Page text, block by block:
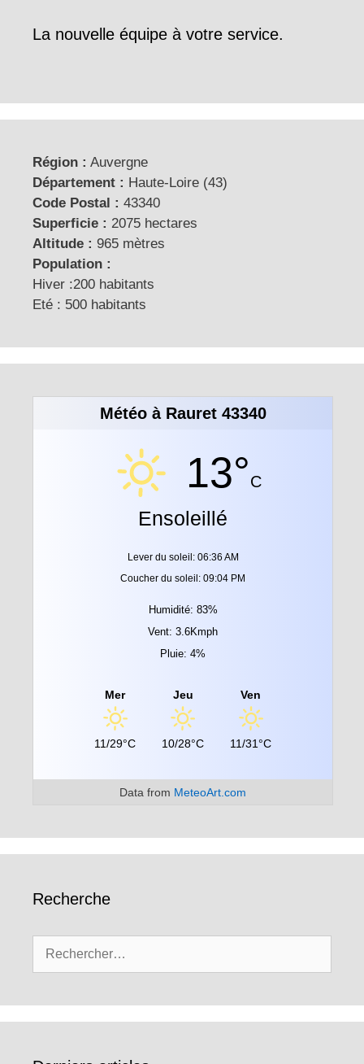
La nouvelle équipe à votre service.
Région : Auvergne
Département : Haute-Loire (43)
Code Postal : 43340
Superficie : 2075 hectares
Altitude : 965 mètres
Population :
Hiver :200 habitants
Eté : 500 habitants
Météo à Rauret 43340
13°C
Ensoleillé
Lever du soleil: 06:36 AM
Coucher du soleil: 09:04 PM
Humidité: 83%
Vent: 3.6Kmph
Pluie: 4%
Mer
11/29°C
Jeu
10/28°C
Ven
11/31°C
Data from MeteoArt.com
Recherche